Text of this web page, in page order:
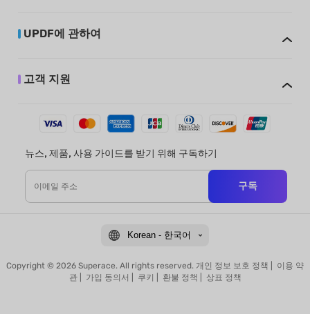
UPDF에 관하여
고객 지원
뉴스, 제품, 사용 가이드를 받기 위해 구독하기
구독
Korean - 한국어
Copyright © 2026 Superace. All rights reserved. 개인 정보 보호 정책
이용 약
관| 가입 동의서 쿠키 환불 정책 상표 정책